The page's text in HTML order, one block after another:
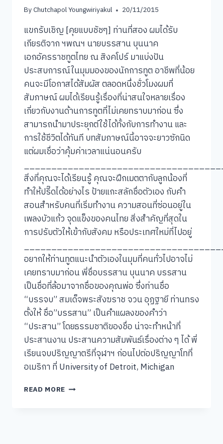
ByChutchapol Youngwiriyakul 20/11/2015
แขกรับเชิญ [คุยแบบชัชๆ] ท่านที่สอง ผมได้รับ
เกียรติจาก ฯพณฯ นายบรรสาน บุนนาค
เอกอัครราชทูตไทย ณ สิงคโปร์ มาแบ่งปัน
ประสบการณ์ในมุมมองของนักการทูต อาชีพที่น้อย
คนจะมีโอกาสได้สัมผัส ตลอดหนึ่งชั่วโมงผมที่
สัมภาษณ์ ผมได้เรียนรู้เรื่องที่น่าสนใจหลายเรื่อง
เกี่ยวกับงานด้านการทูตที่ไม่เคยทราบมาก่อน ซึ่ง
สามารถนำมาประยุกต์ใช้ได้ทั้งกับการทำงาน และ
การใช้ชีวิตได้ทันที บทสัมภาษณ์นี้อาจจะยาวซักนิด
แต่ผมเชื่อว่าคุ้มค่าเวลาแน่นอนครับ
สิ่งที่คุณจะได้เรียนรู้ คุณจะฝึกเมตตากับลูกน้องที่
ทำให้ปรี๊ดได้อย่างไร ป้ายแกะสลักชื่อตัวเอง กับคำ
สอนสำหรับคนที่เริ่มทำงาน ความสอนที่ซ่อนอยู่ใน
เพลงบัวแก้ว จุดแข็งของคนไทย สิ่งสำคัญที่สุดใน
การปรับตัวให้เข้ากับสังคม หรือประเทศใหม่ที่ไปอยู่
อยากให้ท่านทูตแนะนำตัวเองในมุมที่คนทั่วไปอาจไม่
เคยทราบมาก่อน พี่ชื่อบรรสาน บุนนาค บรรสาน
เป็นชื่อที่ล้อมาจากชื่อของคุณพ่อ ซึ่งท่านชื่อ
“บรรจบ” สมเด็จพระสังฆราช จวน อุฏฐายี ท่านทรง
ตั้งให้ ชื่อ”บรรสาน” เป็นคำแผลงของคำว่า
“ประสาน” โดยธรรมชาติของชื่อ น่าจะทำหน้าที่
ประสานงาน ประสานความสัมพันธ์เรื่องต่าง ๆ ได้ พี่
เรียนจบปริญญาตรีที่จุฬาฯ ก่อนไปต่อปริญญาโทที่
อเมริกา ที่ University of Detroit, Michigan
READ MORE [คุย